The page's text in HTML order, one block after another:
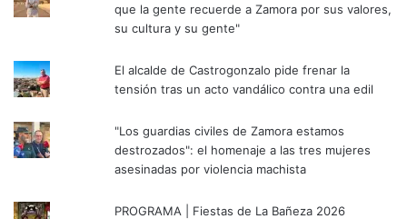
que la gente recuerde a Zamora por sus valores,
su cultura y su gente"
El alcalde de Castrogonzalo pide frenar la
tensión tras un acto vandálico contra una edil
"Los guardias civiles de Zamora estamos
destrozados": el homenaje a las tres mujeres
asesinadas por violencia machista
PROGRAMA | Fiestas de La Bañeza 2026